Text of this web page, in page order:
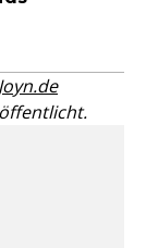
Joyn.de